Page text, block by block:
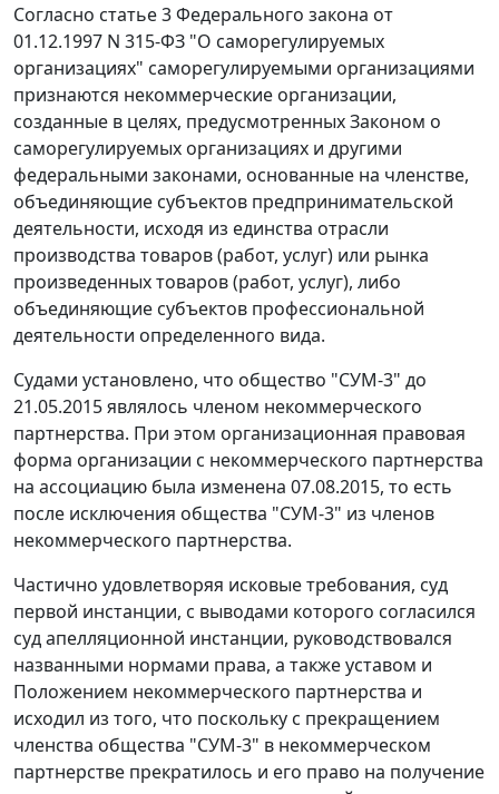
Согласно статье 3 Федерального закона от
01.12.1997 N 315-ФЗ "О саморегулируемых
организациях" саморегулируемыми организациями
признаются некоммерческие организации,
созданные в целях, предусмотренных Законом о
саморегулируемых организациях и другими
федеральными законами, основанные на членстве,
объединяющие субъектов предпринимательской
деятельности, исходя из единства отрасли
производства товаров (работ, услуг) или рынка
произведенных товаров (работ, услуг), либо
объединяющие субъектов профессиональной
деятельности определенного вида.
Судами установлено, что общество "СУМ-3" до
21.05.2015 являлось членом некоммерческого
партнерства. При этом организационная правовая
форма организации с некоммерческого партнерства
на ассоциацию была изменена 07.08.2015, то есть
после исключения общества "СУМ-3" из членов
некоммерческого партнерства.
Частично удовлетворяя исковые требования, суд
первой инстанции, с выводами которого согласился
суд апелляционной инстанции, руководствовался
названными нормами права, а также уставом и
Положением некоммерческого партнерства и
исходил из того, что поскольку с прекращением
членства общества "СУМ-3" в некоммерческом
партнерстве прекратилось и его право на получение